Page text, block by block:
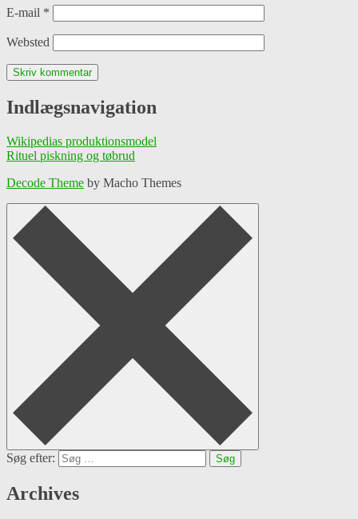
E-mail *
Websted
Indlægsnavigation
Wikipedias produktionsmodel
Rituel piskning og tøbrud
Decode Theme by Macho Themes
Søg efter:
Archives